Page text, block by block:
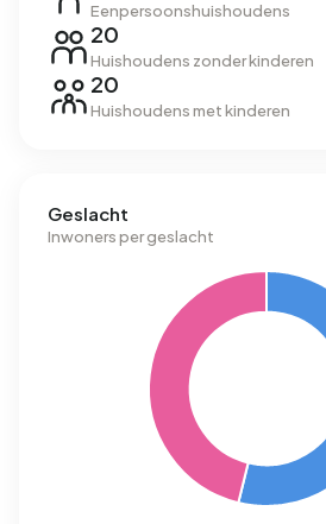
Eenpersoonshuishoudens
20
Huishoudens zonder kinderen
20
Huishoudens met kinderen
Geslacht
Inwoners per geslacht